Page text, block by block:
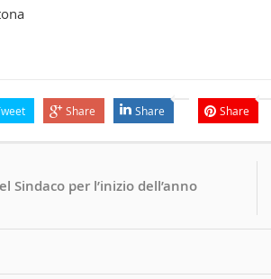
Share Share Share
Sindaco per l’inizio dell’anno